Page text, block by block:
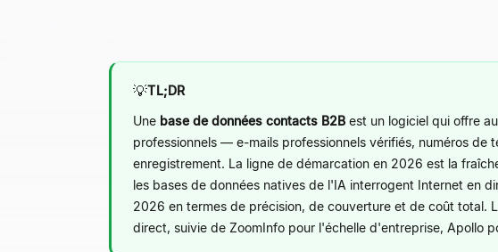
💡TL;DR
Une base de données contacts B2B est un logiciel qui offre
professionnels — e-mails professionnels vérifiés, numéros
enregistrement. La ligne de démarcation en 2026 est la
les bases de données natives de l'IA interrogent Internet en
2026 en termes de précision, de couverture et de coût total.
direct, suivie de ZoomInfo pour l'échelle d'entreprise, Apollo